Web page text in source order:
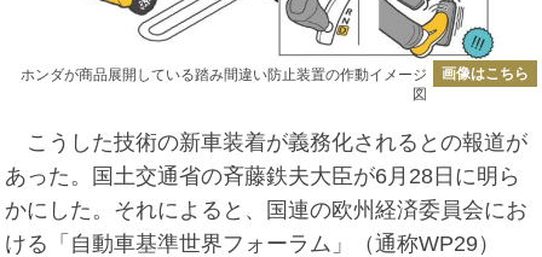
ホンダが商品展開している踏み間違い防止装置の作動イメージ
図
画像はこちら
こうした技術の新車装着が義務化されるとの報道が
あった。国土交通省の斉藤鉄夫大臣が6月28日に明ら
かにした。それによると、国連の欧州経済委員会にお
ける「自動車基準世界フォーラム」（通称WP29）